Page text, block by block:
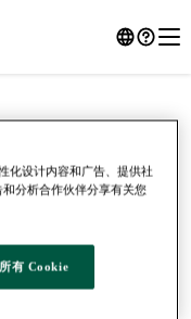
化设计内容和广告、提供社
分析合作伙伴分享有关您
有 Cookie